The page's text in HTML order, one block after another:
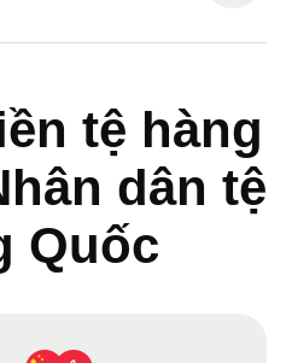
tệ hàng
dân tệ
Quốc